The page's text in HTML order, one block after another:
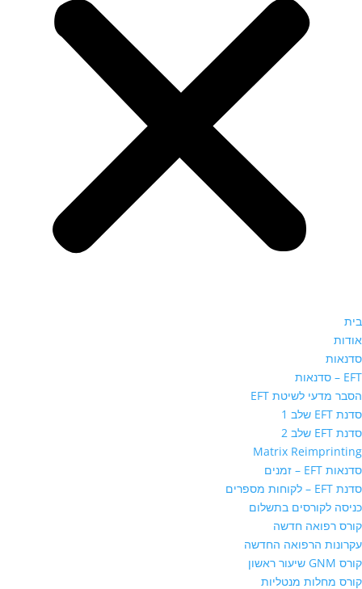
בית
אודות
סדנאות
EFT – סדנאות
הסבר מדעי לשיטת EFT
סדנת EFT שלב 1
סדנת EFT שלב 2
Matrix Reimprinting
סדנאות EFT – זמנים
סדנת EFT – לקוחות מספרים
כניסה לקורסים בתשלום
קורס רפואה חדשה
עקרונות הרפואה החדשה
קורס GNM שיעור ראשון
קורס מחלות מנטליות